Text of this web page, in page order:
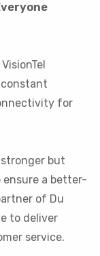
constant
for
but
ensure a better-
of Du
to deliver
service.